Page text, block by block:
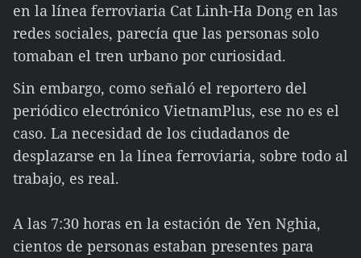
en la línea ferroviaria Cat Linh-Ha Dong en las
redes sociales, parecía que las personas solo
tomaban el tren urbano por curiosidad.
Sin embargo, como señaló el reportero del
periódico electrónico VietnamPlus, ese no es el
caso. La necesidad de los ciudadanos de
desplazarse en la línea ferroviaria, sobre todo al
trabajo, es real.
A las 7:30 horas en la estación de Yen Nghia,
cientos de personas estaban presentes para